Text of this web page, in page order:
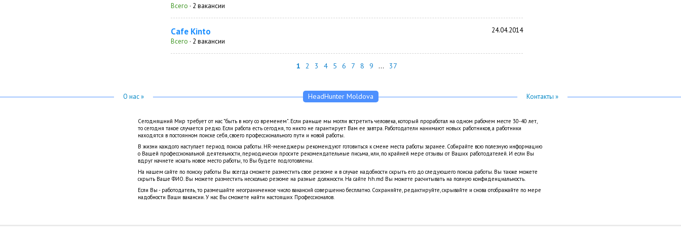
Всего · 2 вакансии
Cafe Kinto
24.04.2014
Всего · 2 вакансии
1 2 3 4 5 6 7 8 9 ... 37
О нас » Контакты »
HeadHunter Moldova
Сегодняшний Мир требует от нас "быть в ногу со временем". Если раньше мы могли встретить человека, который проработал на одном рабочем месте 30-40 лет,
то сегодня такое случается редко. Если работа есть сегодня, то никто не гарантирует Вам ее завтра. Работодатели нанимают новых работников, а работники
находятся в постоянном поиске себя, своего профессионального пути и новой работы.
В жизни каждого наступает период поиска работы. HR-менеджеры рекомендуют готовиться к смене места работы заранее. Собирайте всю полезную информацию
о Вашей профессиональной деятельности, периодически просите рекомендательные письма, или, по крайней мере отзывы от Ваших работодателей. И если Вы
вдруг начнете искать новое место работы, то Вы будете подготовлены.
На нашем сайте по поиску работы Вы всегда сможете разместить свое резюме и в случае надобности скрыть его до следующего поиска работы. Вы также можете
скрыть Ваше ФИО. Вы можете разместить несколько резюме на разные должности. На сайте hh.md Вы можете расчитывать на полную конфиденциальность.
Если Вы - работодатель, то размещайте неограниченное число вакансий совершенно бесплатно. Сохраняйте, редактируйте, скрывайте и снова отображайте по мере
надобности Ваши вакансии. У нас Вы сможете найти настоящих Профессионалов.